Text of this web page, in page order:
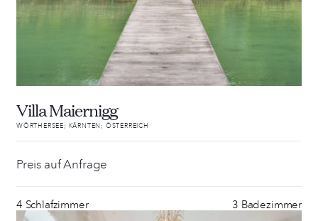
Villa Maiernigg
WÖRTHERSEE; KÄRNTEN; ÖSTERREICH
Preis auf Anfrage
4 Schlafzimmer 3 Badezimmer